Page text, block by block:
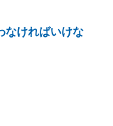
なければいけな